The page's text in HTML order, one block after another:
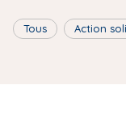
Tous Action